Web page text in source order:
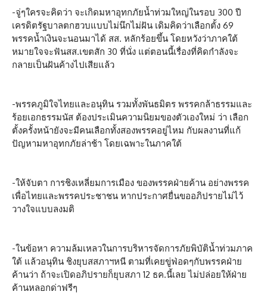
-จู่ๆใครจะคิดว่า จะเกิดมหาอุทกภัยน้ำท่วมใหญ่ในรอบ 300 ปี
เครดิตรัฐบาลตกฮวบแบบไม่นึกไม่ฝัน เดิมคิดว่าเลือกตั้ง 69
พรรคน้ำเงินจะนอนมาได้ สส. หลักร้อยขึ้น โดยหวังว่าภาคใต้
หมายใจจะฟันสส.เขตสัก 30 ที่นั่ง แต่ตอนนี้เรื่องที่คิดกำลังจะ
กลายเป็นฝันค้างไปเสียแล้ว
-พรรคภูมิใจไทยและอนุทิน รวมทั้งพันธมิตร พรรคกล้าธรรมและ
ร้อยเอกธรรมนัส ต้องประเมินความนิยมของตัวเองใหม่ ว่า เลือก
ตั้งครั้งหน้ายังจะมีคนเลือกทั้งสองพรรคอยู่ไหม กับผลงานที่แก้
ปัญหามหาอุทกภัยล่าช้า โดยเฉพาะในภาคใต้
-ให้จับตา การชิงเหลี่ยมการเมือง ของพรรคฝ่ายค้าน อย่างพรรค
เพื่อไทยและพรรคประชาชน หากประกาศยื่นขออภิปรายไม่ไว้
วางใจแบบลงมติ
-ในข้อหา ความล้มเหลวในการบริหารจัดการภัยพิบัติน้ำท่วมภาค
ใต้ แล้วอนุทิน ชิงยุบสสภาฯหนี ตามที่เคยขู่ฟ่อดๆกับพรรคฝ่าย
ค้านว่า ถ้าจะเปิดอภิปรายก็ยุบสภา 12 ธค.นี้เลย ไม่ปล่อยให้ฝ่าย
ค้านหลอกด่าฟรีๆ